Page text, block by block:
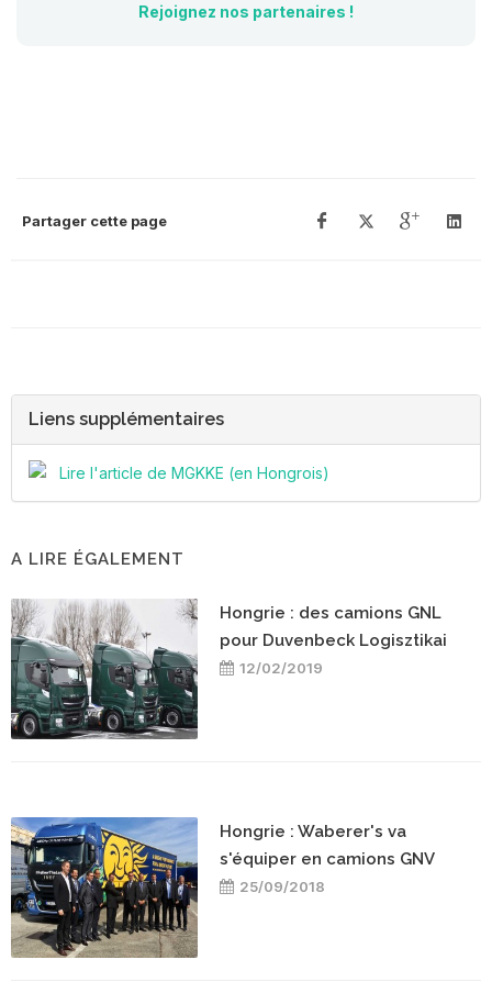
Rejoignez nos partenaires !
Partager cette page
Liens supplémentaires
Lire l'article de MGKKE (en Hongrois)
A LIRE ÉGALEMENT
Hongrie : des camions GNL
pour Duvenbeck Logisztikai
12/02/2019
Hongrie : Waberer's va
s'équiper en camions GNV
25/09/2018